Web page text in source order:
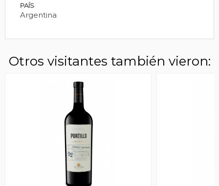
PAÍS
Argentina
Otros visitantes también vieron: